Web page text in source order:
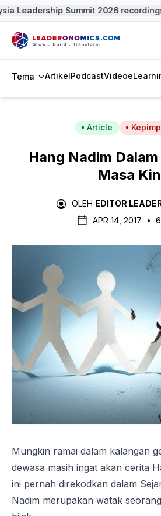
Leadership Summit 2026 recordings
Tema ArtikelPodcastVideo
Article
Hang Nadim
Masa
OLEH EDITOR
APR 14, 2017
•
Mungkin ramai dalam kalangan
dewasa masih ingat akan cerita
ini pernah direkodkan dalam
Nadim merupakan watak